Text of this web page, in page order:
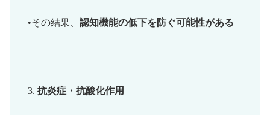
•その結果、 認知機能の低下を防ぐ可能性がある
3. 抗炎症・抗酸化作用